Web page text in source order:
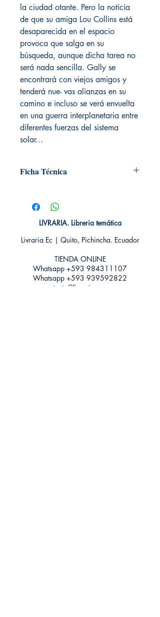
la ciudad otante. Pero la noticia
de que su amiga Lou Collins está
desaparecida en el espacio
provoca que salga en su
búsqueda, aunque dicha tarea no
será nada sencilla. Gally se
encontrará con viejos amigos y
tenderá nue- vas alianzas en su
camino e incluso se verá envuelta
en una guerra interplanetaria entre
diferentes fuerzas del sistema
solar...
Ficha Técnica
Editorial: PLANETA CÓMIC
Idioma: Castellano
Encuadernación: Tapa blanda
Categoría: SHONEN MANGA
LIVRARIA. Libreria temática
Livraria Ec | Quito, Pichincha. Ecuador
TIENDA ONLINE​
Whatsapp +593 984311107
Whatsapp +593 939592822
contacto@livraria.com.ec